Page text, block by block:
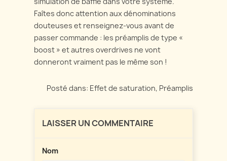
Faîtes donc attention aux dénominations
douteuses et renseignez-vous avant de
passer commande : les préamplis de type «
boost » et autres overdrives ne vont
donneront vraiment pas le même son !
Posté dans: Effet de saturation, Préamplis
LAISSER UN COMMENTAIRE
Nom